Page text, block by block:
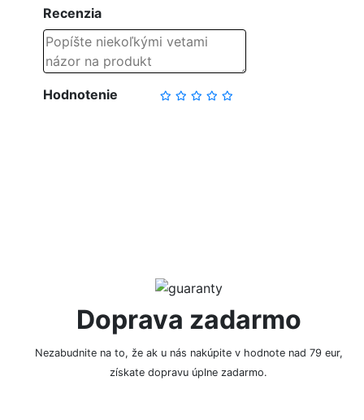
Recenzia
Hodnotenie
Doprava zadarmo
Nezabudnite na to, že ak u nás nakúpite v hodnote nad 79 eur,
získate dopravu úplne zadarmo.